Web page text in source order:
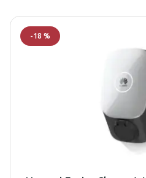
-18 %